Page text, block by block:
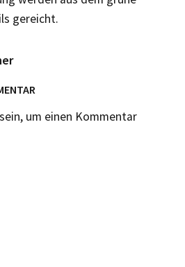
gereicht.
sein, um einen Kommentar